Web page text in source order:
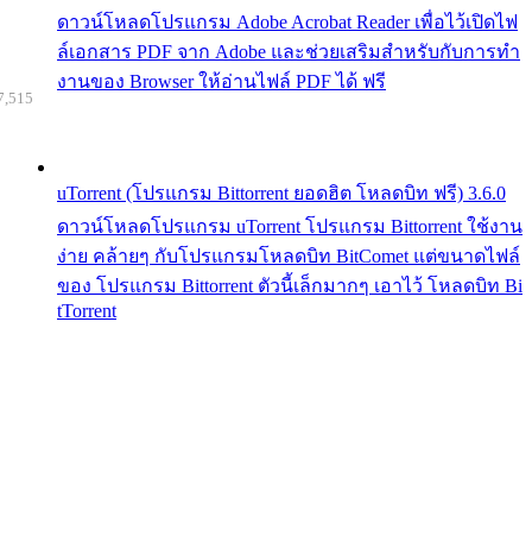
ดาวน์โหลดโปรแกรม Adobe Acrobat Reader เพื่อไว้เปิดไฟ
ล์เอกสาร PDF จาก Adobe และช่วยเสริมสำหรับกับการทำ
งานของ Browser ให้อ่านไฟล์ PDF ได้ ฟรี
uTorrent (โปรแกรม Bittorrent ยอดฮิต โหลดบิท ฟรี) 3.6.0
ดาวน์โหลดโปรแกรม uTorrent โปรแกรม Bittorrent ใช้งาน
ง่าย คล้ายๆ กับโปรแกรมโหลดบิท BitComet แต่ขนาดไฟล์
ของ โปรแกรม Bittorrent ตัวนี้เล็กมากๆ เอาไว้ โหลดบิท Bi
tTorrent